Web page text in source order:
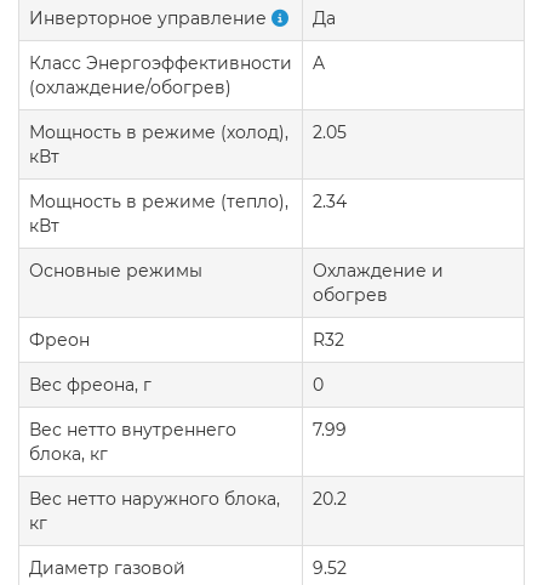
Инверторное управление Да
Класс Энергоэффективности
(охлаждение/обогрев)
A
Мощность в режиме (холод),
кВт
2.05
Мощность в режиме (тепло),
кВт
2.34
Основные режимы
Охлаждение и
обогрев
Фреон R32
Вес фреона, г 0
Вес нетто внутреннего
блока, кг
7.99
Вес нетто наружного блока,
кг
20.2
Диаметр газовой
9.52